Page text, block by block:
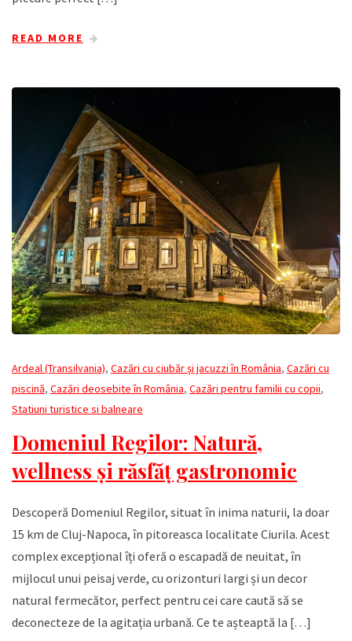
READ MORE
Ardeal (Transilvania), Cazări cu ciubăr și jacuzzi în România, Cazări cu
piscină, Cazări deosebite în România, Cazări pentru familii cu copii,
Statiuni turistice si balneare
Domeniul Regilor: Natură,
wellness și răsfăț gastronomic
Descoperă Domeniul Regilor, situat în inima naturii, la doar
15 km de Cluj-Napoca, în pitoreasca localitate Ciurila. Acest
complex excepțional îți oferă o escapadă de neuitat, în
mijlocul unui peisaj verde, cu orizonturi largi și un decor
natural fermecător, perfect pentru cei care caută să se
deconecteze de la agitația urbană. Ce te așteaptă la […]